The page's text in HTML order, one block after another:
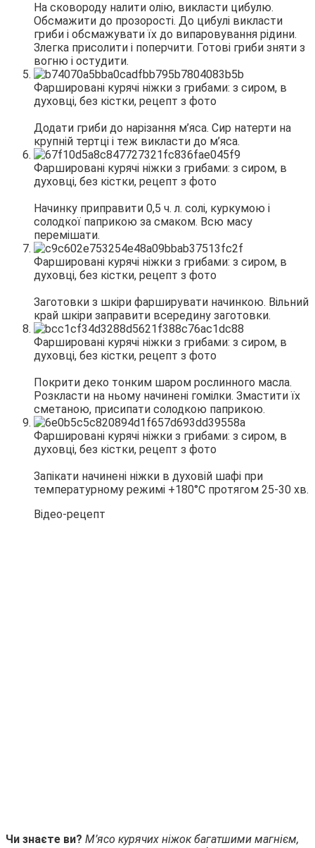
На сковороду налити олію, викласти цибулю.
Обсмажити до прозорості. До цибулі викласти
гриби і обсмажувати їх до випаровування рідини.
Злегка присолити і поперчити. Готові гриби зняти з
вогню і остудити.
Додати гриби до нарізання м’яса. Сир натерти на
крупній тертці і теж викласти до м’яса.
Начинку приправити 0,5 ч. л. солі, куркумою і
солодкої паприкою за смаком. Всю масу
перемішати.
Заготовки з шкіри фарширувати начинкою. Вільний
край шкіри заправити всередину заготовки.
Покрити деко тонким шаром рослинного масла.
Розкласти на ньому начинені гомілки. Змастити їх
сметаною, присипати солодкою паприкою.
Запікати начинені ніжки в духовій шафі при
температурному режимі +180°С протягом 25-30 хв.
Відео-рецепт
Чи знаєте ви? М’ясо курячих ніжок багатшими магнієм,